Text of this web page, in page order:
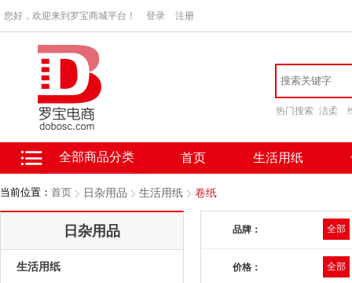
您好，欢迎来到罗宝商城平台！ 登录 注册
热门搜索 洁柔
全部商品分类 首页 生活用纸
当前位置： 首页 日杂用品 生活用纸 卷纸
日杂用品
生活用纸
品牌： 全部
价格： 全部